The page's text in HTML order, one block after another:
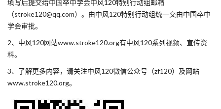
填写后提交给中国卒中学会中风120特别行动组邮箱
（stroke120@qq.com）。由中风120特别行动组统一交由中国卒中
学会审批。
2、中风120网站www.stroke120.org有中风120系列视频、宣传资
料。
3、了解更多内容，请关注中风120微信公众号（zf120）及网站
www.stroke120.org。